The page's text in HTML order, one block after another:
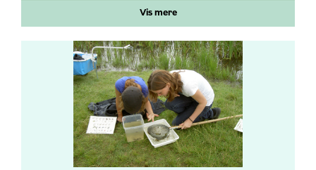
Vis mere